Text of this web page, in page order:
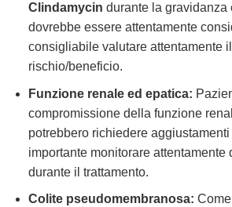
Clindamycin durante la gravidanza
dovrebbe essere attentamente
consigliabile valutare attentamente
rischio/beneficio.
Funzione renale ed epatica:
compromissione della funzione
potrebbero richiedere
importante monitorare attentamente
durante il trattamento.
Colite pseudomembranosa: